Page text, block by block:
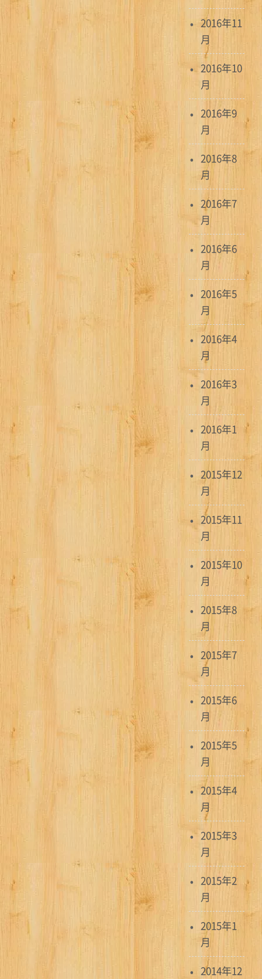
ゲ
2016年11
月
2016年10
月
2016年9
月
2016年8
月
2016年7
月
2016年6
月
2016年5
月
2016年4
月
2016年3
月
2016年1
月
2015年12
月
2015年11
月
2015年10
月
2015年8
月
2015年7
月
2015年6
月
2015年5
月
2015年4
月
2015年3
月
2015年2
月
2015年1
月
2014年12